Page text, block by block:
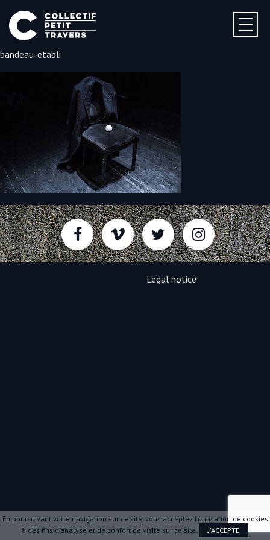
En poursuivant votre navigation sur ce site, vous acceptez l’utilisation de cookies
à des fins d'analyse et de confort de visite sur ce site.
J'ACCEPTE
bandeau-etabli
Legal notice